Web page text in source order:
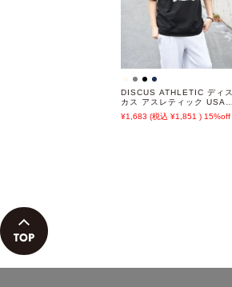
DISCUS ATHLETIC ディス
カス アスレティック USAコ
ットンヘビープリントスウェ
ットTシャツ
1,683 1,851 15%off